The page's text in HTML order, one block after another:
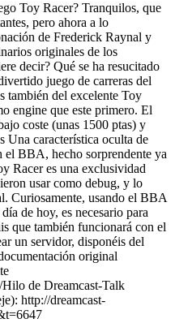
Toy Racer? Tranquilos, que
pero ahora a lo
de Frederick Raynal y
originales de los
decir? Qué se ha resucitado
juego de carreras del
también del excelente Toy
engine que este primero. El
coste (unas 1500 ptas) y
Una característica oculta de
el BBA, hecho sorprendente ya
Racer es una exclusividad
usar como debug, y lo
Curiosamente, usando el BBA
de hoy, es necesario para
que también funcionará con el
un servidor, disponéis del
original
de Dreamcast-Talk
http://dreamcast-